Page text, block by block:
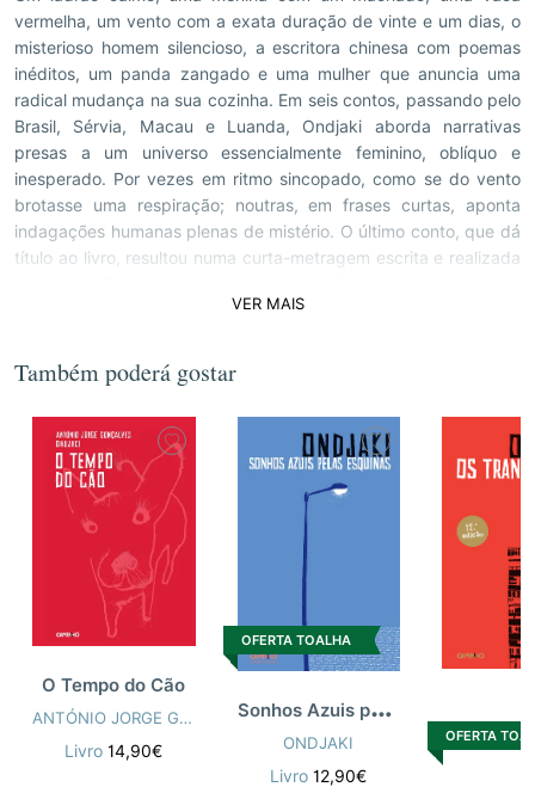
vermelha, um vento com a exata duração de vinte e um dias, o
misterioso homem silencioso, a escritora chinesa com poemas
inéditos, um panda zangado e uma mulher que anuncia uma
radical mudança na sua cozinha. Em seis contos, passando pelo
Brasil, Sérvia, Macau e Luanda, Ondjaki aborda narrativas
presas a um universo essencialmente feminino, oblíquo e
inesperado. Por vezes em ritmo sincopado, como se do vento
brotasse uma respiração; noutras, em frases curtas, aponta
indagações humanas plenas de mistério. O último conto, que dá
título ao livro, resultou numa curta-metragem escrita e realizada
estas páginas revelam, também, a paixão de um autor que
menos óbvios do vasto comportamento humano.
VER MAIS
Também poderá gostar
O Tempo do Cão
ANTÓNIO JORGE GONÇALVES ,ONDJAKI
Livro14,90€
OFERTA TOALHA
S
onhos Azuis pelas Esquinas
ONDJAKI
Livro12,90€
OFERTA